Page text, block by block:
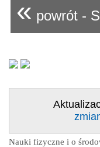
« powrót -
Nauki fizyczne i o